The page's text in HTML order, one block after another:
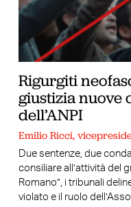
Rigurgiti
giustizia nuove
dell’ANPI
Emilio Ricci,
Due sentenze, due
consiliare all’attività del
Romano”, i tribunali
violato e il ruolo